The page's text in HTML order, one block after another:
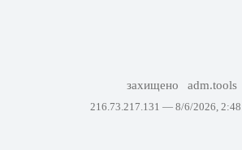
захищено adm.tools
216.73.217.131 — 8/6/2026,